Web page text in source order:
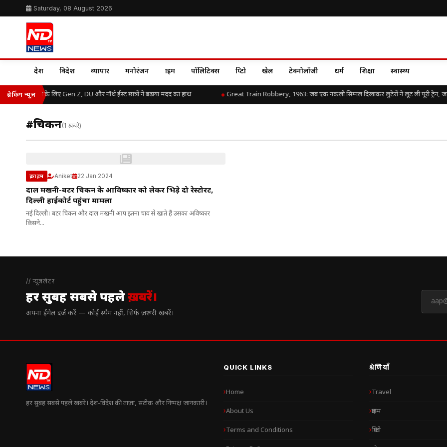
Saturday, 08 August 2026
देश विदेश व्यापार मनोरंजन क्राइम पॉलिटिक्स क्रिप्टो खेल टेक्नोलॉजी धर्म शिक्षा स्वास्थ्य
ब्रेकिंग न्यूज़
असम बाढ़ राहत के लिए Gen Z, DU और नॉर्थ ईस्ट छात्रों ने बढ़ाया मदद का हाथ Great Train Robbery, 1963: जब एक नकली सिग्नल दिखाकर लुटेरों ने लूट ली पूरी ट्रेन,
#चिकन(1 खबरें)
क्राइम Aniket 22 Jan 2024
दाल मखनी-बटर चिकन के आविष्कार को लेकर भिड़े दो रेस्टोरेंट,
दिल्ली हाईकोर्ट पहुंचा मामला
नई दिल्ली। बटर चिकन और दाल मखनी आप इतना चाव से खाते हैं उसका अविष्कार
किसने...
// न्यूज़लेटर
हर सुबह सबसे पहलेख़बरें।
अपना ईमेल दर्ज करें — कोई स्पैम नहीं, सिर्फ ज़रूरी खबरें।
हर सुबह सबसे पहले खबरें। देश-विदेश की ताज़ा, सटीक और निष्पक्ष जानकारी।
QUICK LINKS
Home
About Us
Terms and Conditions
श्रेणियाँ
Travel
क्राइम
क्रिप्टो